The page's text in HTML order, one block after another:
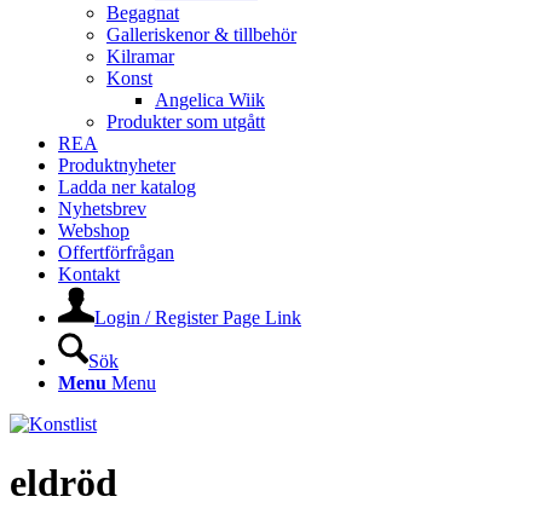
Begagnat
Galleriskenor & tillbehör
Kilramar
Konst
Angelica Wiik
Produkter som utgått
REA
Produktnyheter
Ladda ner katalog
Nyhetsbrev
Webshop
Offertförfrågan
Kontakt
Login / Register Page Link
Sök
Menu Menu
eldröd